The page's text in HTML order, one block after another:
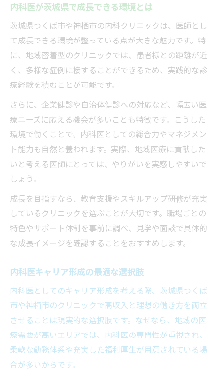
内科医が茨城県で成長できる環境とは
茨城県つくば市や神栖市の内科クリニックは、医師とし
て成長できる環境が整っている点が大きな魅力です。特
に、地域密着型のクリニックでは、患者様との距離が近
く、多様な症例に接することができるため、実践的な診
療経験を積むことが可能です。
さらに、企業健診や自治体健診への対応など、幅広い医
療ニーズに応える機会が多いことも特徴です。こうした
環境で働くことで、内科医としての総合力やマネジメン
ト能力も自然と養われます。実際、地域医療に貢献した
いと考える医師にとっては、やりがいを実感しやすいで
しょう。
成長を目指すなら、教育支援やスキルアップ研修が充実
しているクリニックを選ぶことが大切です。職場ごとの
特色やサポート体制を事前に調べ、見学や面談で具体的
な成長イメージを確認することをおすすめします。
内科医キャリア形成の最適な選択肢
内科医としてのキャリア形成を考える際、茨城県つくば
市や神栖市のクリニックで高収入と理想の働き方を両立
させることは現実的な選択肢です。なぜなら、地域の医
療需要が高いエリアでは、内科医の専門性が重視され、
柔軟な勤務体系や充実した福利厚生が用意されている場
合が多いからです。